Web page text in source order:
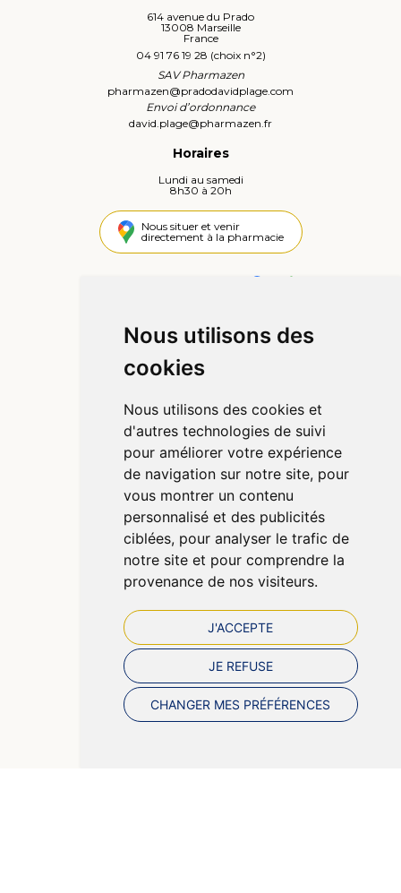
Nous utilisons des
cookies
Nous utilisons des cookies et
d'autres technologies de suivi
pour améliorer votre expérience
de navigation sur notre site, pour
vous montrer un contenu
personnalisé et des publicités
ciblées, pour analyser le trafic de
notre site et pour comprendre la
provenance de nos visiteurs.
J'ACCEPTE
JE REFUSE
CHANGER MES PRÉFÉRENCES
614 avenue du Prado
13008 Marseille
France
04 91 76 19 28 (choix n°2)
SAV Pharmazen
pharmazen@pradodavidplage.com
Envoi d’ordonnance
david.plage@pharmazen.fr
Horaires
Lundi au samedi
8h30 à 20h
Nous situer et venir
directement à la pharmacie
Informations
Qui sommes-nous ?
Déclarer un effet indésirable
Mentions légales
CGV
Données personnelles
Cookies
Préférences Cookies